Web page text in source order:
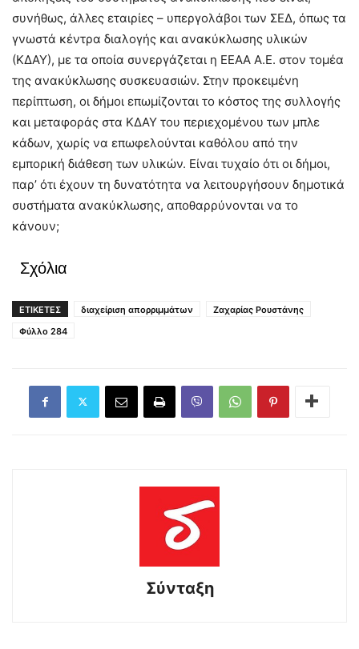
συνήθως, άλλες εταιρίες – υπεργολάβοι των ΣΕΔ, όπως τα
γνωστά κέντρα διαλογής και ανακύκλωσης υλικών
(ΚΔΑΥ), με τα οποία συνεργάζεται η ΕΕΑΑ Α.Ε. στον τομέα
της ανακύκλωσης συσκευασιών. Στην προκειμένη
περίπτωση, οι δήμοι επωμίζονται το κόστος της συλλογής
και μεταφοράς στα ΚΔΑΥ του περιεχομένου των μπλε
κάδων, χωρίς να επωφελούνται καθόλου από την
εμπορική διάθεση των υλικών. Είναι τυχαίο ότι οι δήμοι,
παρ’ ότι έχουν τη δυνατότητα να λειτουργήσουν δημοτικά
συστήματα ανακύκλωσης, αποθαρρύνονται να το
κάνουν;
Σχόλια
ΕΤΙΚΕΤΕΣ διαχείριση απορριμμάτων
Ζαχαρίας Ρουστάνης
Φύλλο 284
Σύνταξη